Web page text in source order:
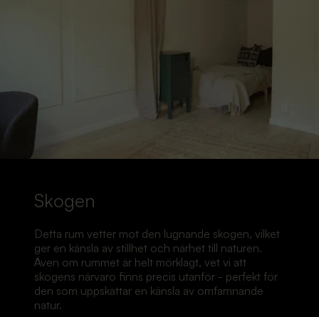
Skogen
Detta rum vetter mot den lugnande skogen, vilket
ger en känsla av stillhet och närhet till naturen.
Även om rummet är helt mörklagt, vet vi att
skogens närvaro finns precis utanför - perfekt för
den som uppskattar en känsla av omfamnande
natur.